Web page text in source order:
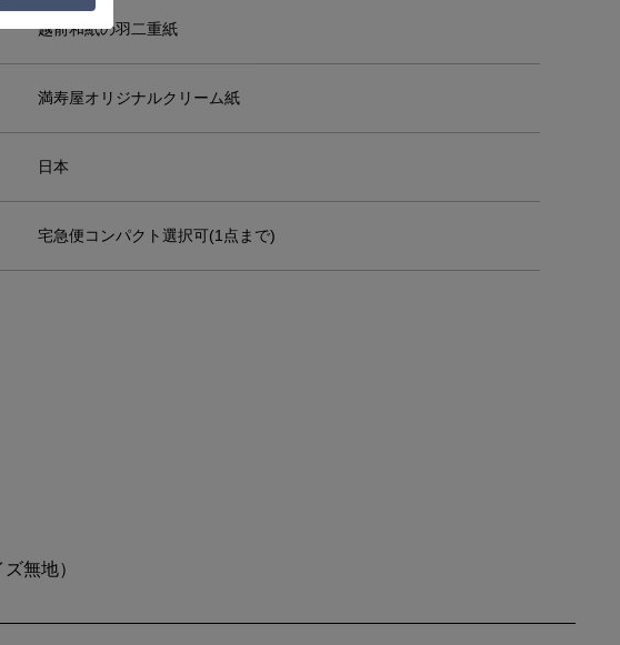
越前和紙の羽二重紙
満寿屋オリジナルクリーム紙
日本
宅急便コンパクト選択可(1点まで)
無地）